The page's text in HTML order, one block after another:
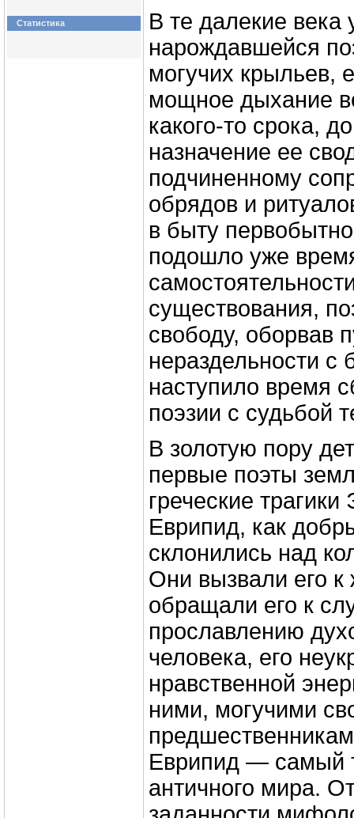
Статистика
В те далекие века
нарождавшейся
могучих крыльев,
мощное дыхание
какого-то срока,
назначение ее
подчиненному
обрядов и
в быту
подошло уже
существования,
свободу, оборвав
нераздельности с
наступило время
поэзии с судьбой
В золотую пору
первые поэты
греческие
Еврипид, как
склонились над
Они вызвали его
обращали его к
прославлению
человека, его
нравственной
ними, могучими
Еврипид — самый
античного мира.